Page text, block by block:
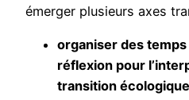
émerger plusieurs axes
organiser des
réflexion pour
transition